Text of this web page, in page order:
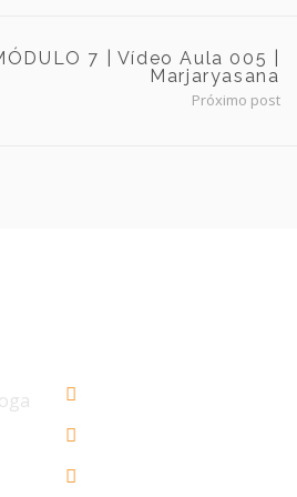
7 | Vídeo Aula 005 |
Marjaryasana
Próximo post